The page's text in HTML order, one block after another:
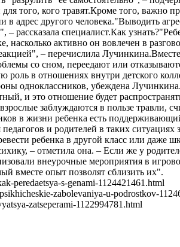
того, кого травят.Кроме того, важно
в адрес другого человека."Выводить
специалист.Как
насколько активно он вовлечен в
– перечислила
со сном, переедают или
в отношениях внутри детского
одноклассников, убеждена
и это отношение будет
заблуждаются в пользе травли,
в жизни ребенка есть
и родителей в таких
ребенка в другой класс или даже
– отметила она. – Если же у
внеурочные мероприятия в
вместе опыт позволят сблизить их".
peredaetsya-s-genami-1124421461.html
zabolevaniya-u-podrostkov-
zatseperami-1122994781.html